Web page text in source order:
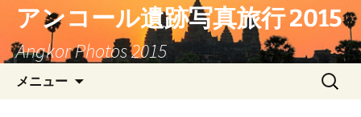
テ
ン
アンコール遺跡写真旅行 2015
Angkor Photos 2015
メニュー
検
索: